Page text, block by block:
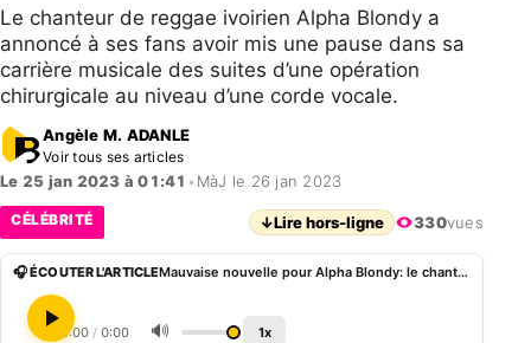
Le chanteur de reggae ivoirien Alpha Blondy a
annoncé à ses fans avoir mis une pause dans sa
carrière musicale des suites d’une opération
chirurgicale au niveau d’une corde vocale.
Angèle M. ADANLE
Voir tous ses articles
Le 25 jan 2023 à 01:41 • MàJ le 26 jan 2023
CÉLÉBRITÉ ↓Lire hors-ligne 330vues
🎧 ÉCOUTER L'ARTICLE Mauvaise nouvelle pour Alpha Blondy: le chanteur met une pause à sa carrière
0:00 / 0:00 🔊 1x